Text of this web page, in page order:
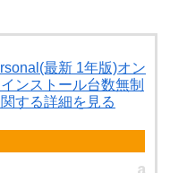
最新 1年版)オン
ンストール台数無制
する詳細を見る